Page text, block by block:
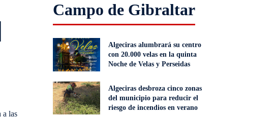
a las
Campo de Gibraltar
Algeciras alumbrará su centro
con 20.000 velas en la quinta
Noche de Velas y Perseidas
Algeciras desbroza cinco zonas
del municipio para reducir el
riesgo de incendios en verano